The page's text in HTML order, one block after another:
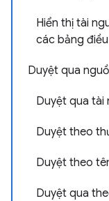
Hiển thị tài
các bảng
Duyệt qua
Duyệt qua tài
Duyệt theo
Duyệt theo
Duyệt qua